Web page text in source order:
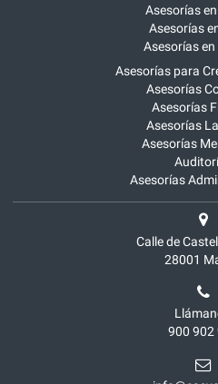
Asesorías
Asesorías
Asesorías
Asesorías para
Asesorías
Asesorías
Asesorías
Asesorías
Asesorías
Calle de
28001
900 902